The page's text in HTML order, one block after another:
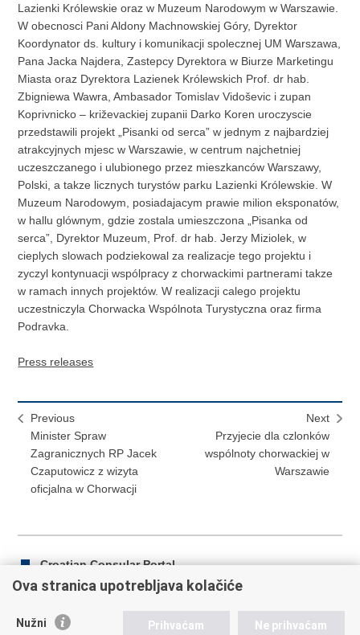
Lazienki Królewskie oraz w Muzeum Narodowym w Warszawie.
W obecnosci Pani Aldony Machnowskiej Góry, Dyrektor
Koordynator ds. kultury i komunikacji spolecznej UM Warszawa,
Pana Jacka Najdera, Zastepcy Dyrektora w Biurze Marketingu
Miasta oraz Dyrektora Lazienek Królewskich Prof. dr hab.
Zbigniewa Wawra, Ambasador Tomislav Vidoševic i zupan
Koprivnicko – križevackiej zupanii Darko Koren uroczyscie
przedstawili projekt „Pisanki od serca” w jednym z najbardziej
atrakcyjnych mjesc w Warszawie, w centrum najchetniej
uczeszczanego i ulubionego przez mieszkanców Warszawy,
Polski, a takze licznych turystów parku Lazienki Królewskie. W
Muzeum Narodowym, posiadajacym prawie milion eksponatów,
w hallu glównym, gdzie zostala umieszczona „Pisanka od
serca”, Dyrektor Muzeum, Prof. dr hab. Jerzy Miziolek, w
cieplych slowach podziekowal za realizacje tego projektu i
zyczyl kontynuacji wspólpracy z chorwackimi partnerami takze
w ramach innych projektów. W realizacji calego projektu
uczestniczyla Chorwacka Wspólnota Turystyczna oraz firma
Podravka.
Press releases
Previous
Minister Spraw
Zagranicznych RP Jacek
Czaputowicz z wizyta
oficjalna w Chorwacji
Next
Przyjecie dla czlonków
wspólnoty chorwackiej w
Warszawie
Croatian Consular Portal
Ova stranica upotrebljava kolačiće
Nužni Prihvaćam Ne prihvaćam